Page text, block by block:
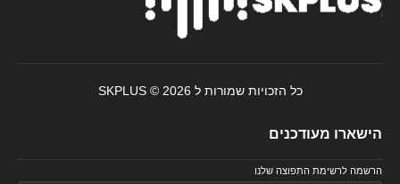
הישארו מעודכנים
הרשמה לרשימת התפוצה שלנו
כל הזכויות שמורות ל SKPLUS © 2026